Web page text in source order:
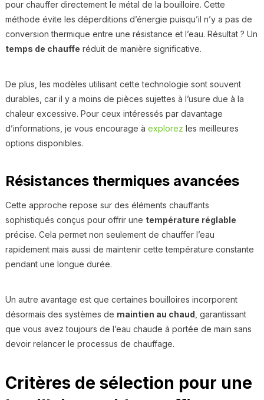
pour chauffer directement le métal de la bouilloire. Cette
méthode évite les déperditions d’énergie puisqu’il n’y a pas de
conversion thermique entre une résistance et l’eau. Résultat ? Un
temps de chauffe réduit de manière significative.
De plus, les modèles utilisant cette technologie sont souvent
durables, car il y a moins de pièces sujettes à l’usure due à la
chaleur excessive. Pour ceux intéressés par davantage
d’informations, je vous encourage à explorez les meilleures
options disponibles.
Résistances thermiques avancées
Cette approche repose sur des éléments chauffants
sophistiqués conçus pour offrir une température réglable
précise. Cela permet non seulement de chauffer l’eau
rapidement mais aussi de maintenir cette température constante
pendant une longue durée.
Un autre avantage est que certaines bouilloires incorporent
désormais des systèmes de maintien au chaud , garantissant
que vous avez toujours de l’eau chaude à portée de main sans
devoir relancer le processus de chauffage.
Critères de sélection pour une